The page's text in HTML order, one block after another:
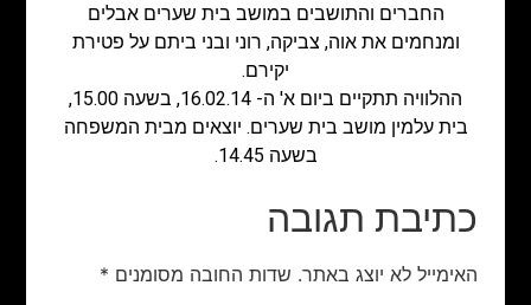
החברים והתושבים במושב בית שערים אבלים
ומנחמים את אוה, צביקה, רוני ובני ביתם על פטירת
יקירם.
ההלוויה תתקיים ביום א' ה- 16.02.14, בשעה 15.00,
בית עלמין מושב בית שערים. יוצאים מבית המשפחה
בשעה 14.45.
כתיבת תגובה
האימייל לא יוצג באתר. שדות החובה מסומנים *